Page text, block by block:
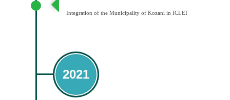
Integration of the Municipality of Kozani in ICLEI
2021